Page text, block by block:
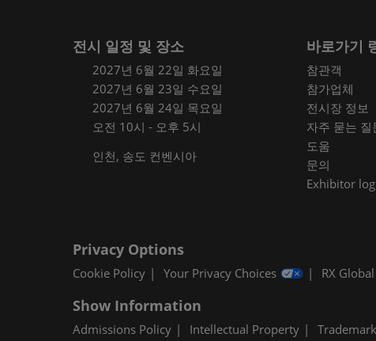
전시 일정 및 장소
2027년 6월 22일 화요일
2027년 6월 23일 수요일
2027년 6월 24일 목요일
오전 10시 - 오후 5시
인천, 송도 컨벤시아
바로가기
참관객
참가업체
전시장 정보
자주 묻는 질
도움
문의
Exhibitor
Privacy Options
Cookie Policy Your Privacy Choices RX
Show Information
Admissions Policy Intellectual Property Trademark